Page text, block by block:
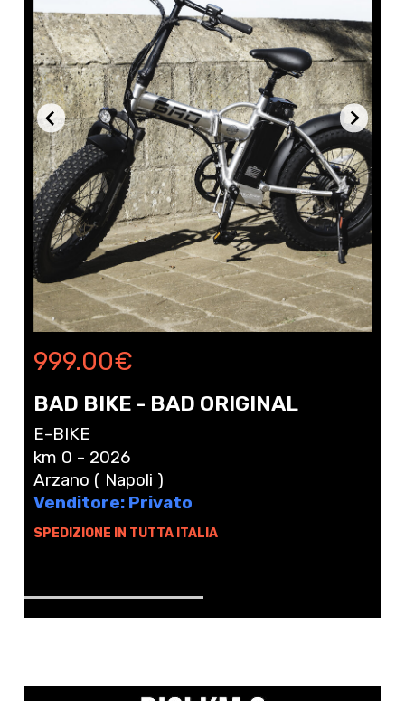
999.00€
BAD BIKE - BAD ORIGINAL
E-BIKE
km 0 - 2026
Arzano ( Napoli )
Venditore: Privato
SPEDIZIONE IN TUTTA ITALIA